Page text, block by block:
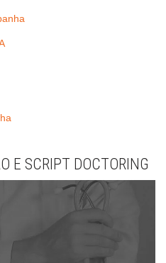
E SCRIPT DOCTORING